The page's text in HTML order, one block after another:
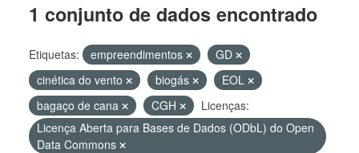
1 conjunto de dados encontrado
Etiquetas: empreendimentos
GD
cinética do vento
biogás
EOL
bagaço de cana
CGH
Licenças:
Licença Aberta para Bases de Dados (ODbL) do Open
Data Commons